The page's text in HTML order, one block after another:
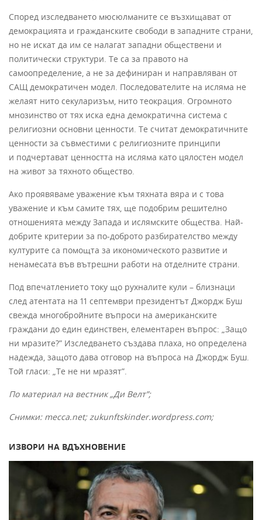
Според изследването мюсюлманите се възхищават от
демокрацията и гражданските свободи в западните страни,
но не искат да им се налагат западни обществени и
политически структури. Те са за правото на
самоопределение, а не за дефиниран и направляван от
САЩ демократичен модел. Последователите на исляма не
желаят нито секуларизъм, нито теокрация. Огромното
мнозинство от тях иска една демократична система с
религиозни основни ценности. Те считат демократичните
ценности за съвместими с религиозните принципи
и подчертават ценността на исляма като цялостен модел
на живот за тяхното общество.
Ако проявяваме уважение към тяхната вяра и с това
уважение и към самите тях, ще подобрим решително
отношенията между Запада и ислямските общества. Най-
добрите критерии за по-доброто разбирателство между
културите са помощта за икономическото развитие и
ненамесата във вътрешни работи на отделните страни.
Под впечатлението току що рухналите кули – близнаци
след атентата на 11 септември президентът Джордж Буш
свежда многобройните въпроси на американските
граждани до един единствен, елементарен въпрос: „Защо
ни мразите?” Изследването създава плаха, но определена
надежда, защото дава отговор на въпроса на Джордж Буш.
Той гласи: „Те не ни мразят”.
По материал на вестник „Ди Велт”;
Снимки: mecca.net; zukunftskinder.wordpress.com;
ИЗВОРИ НА ВДЪХНОВЕНИЕ